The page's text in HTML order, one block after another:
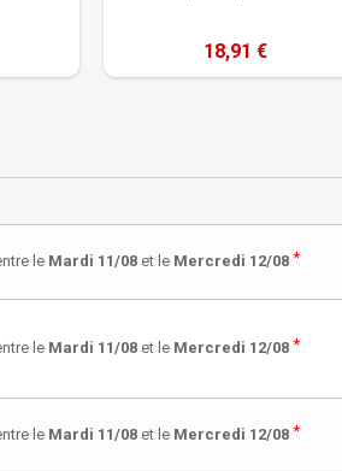
18,91 €
le Mardi 11/08 et le Mercredi 12/08 *
le Mardi 11/08 et le Mercredi 12/08 *
le Mardi 11/08 et le Mercredi 12/08 *